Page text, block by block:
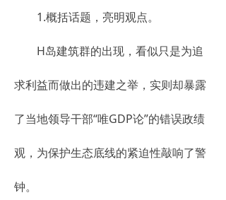
1.概括话题，亮明观点。
H岛建筑群的出现，看似只是为追
求利益而做出的违建之举，实则却暴露
了当地领导干部“唯GDP论”的错误政绩
观，为保护生态底线的紧迫性敲响了警
钟。